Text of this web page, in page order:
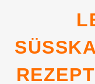
LECKERES
EZEPT